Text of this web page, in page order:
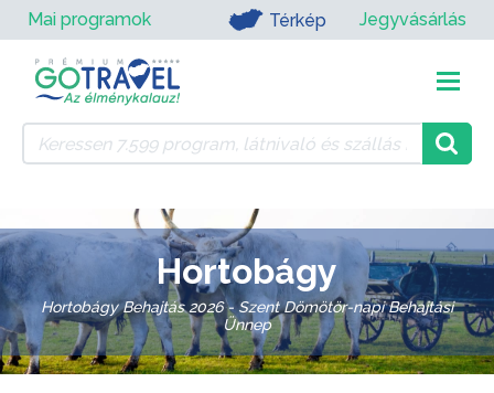
Mai programok Térkép Jegyvásárlás
Hortobágy
Hortobágy Behajtás 2026 - Szent Dömötör-napi Behajtási
Ünnep